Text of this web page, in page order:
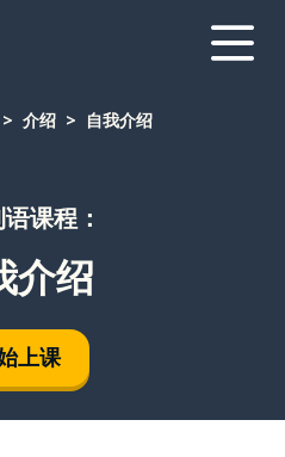
介绍 自我介绍
课程：
介绍
上课